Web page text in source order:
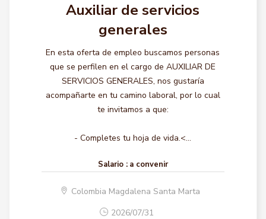
Auxiliar de servicios
generales
En esta oferta de empleo buscamos personas
que se perfilen en el cargo de AUXILIAR DE
SERVICIOS GENERALES, nos gustaría
acompañarte en tu camino laboral, por lo cual
te invitamos a que:
- Completes tu hoja de vida.<...
Salario : a convenir
Colombia Magdalena Santa Marta
2026/07/31